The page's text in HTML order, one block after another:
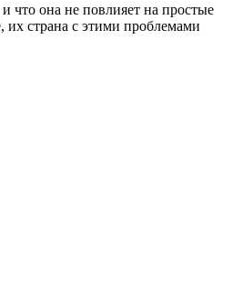
что она не повлияет на простые
их страна с этими проблемами